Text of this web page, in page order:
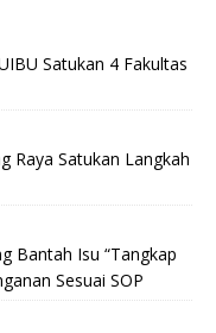
Satukan 4 Fakultas
Raya Satukan Langkah
Bantah Isu “Tangkap
Sesuai SOP